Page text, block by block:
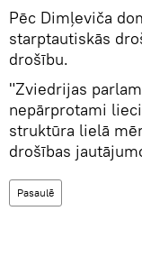
Pēc Dimļeviča
starptautiskās
drošību.
"Zviedrijas
nepārprotami
struktūra lielā
drošības
Pasaulē